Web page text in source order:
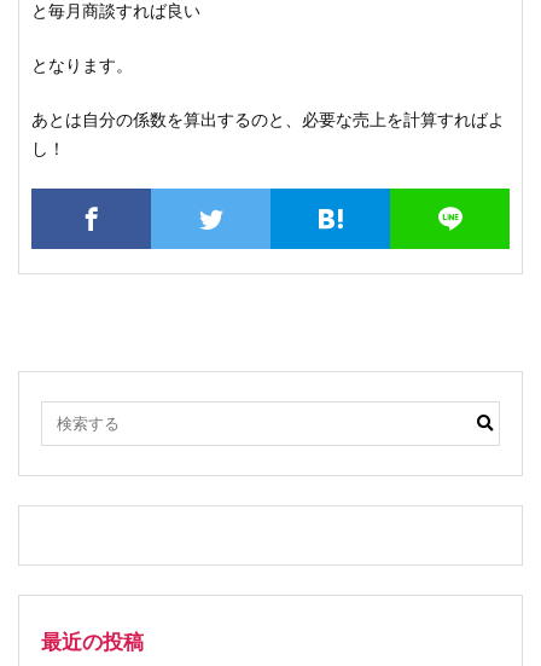
と毎月商談すれば良い
となります。
あとは自分の係数を算出するのと、必要な売上を計算すればよ
し！
最近の投稿